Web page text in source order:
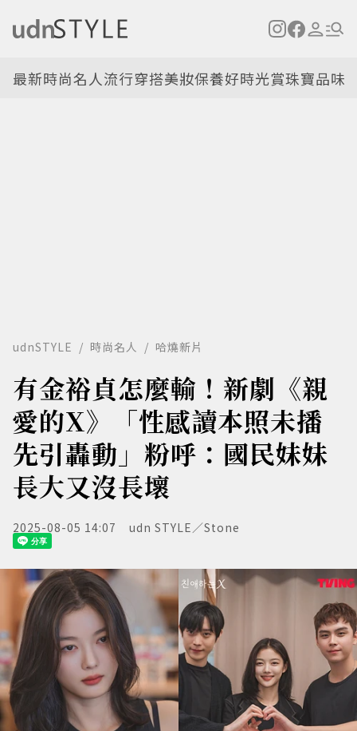
最新時尚名人流行穿搭美妝保養好時光賞珠寶品味
udnSTYLE 時尚名人 哈燒新片
有金裕貞怎麼輸！新劇《親
愛的X》「性感讀本照未播
先引轟動」粉呼：國民妹妹
長大又沒長壞
2025-08-05 14:07 udn STYLE／Stone